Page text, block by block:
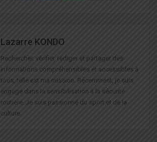
Lazarre KONDO
Rechercher, vérifier, rédiger et partager des
informations compréhensibles et accessibles à
tous, telle est ma mission. Récemment, je suis
engagé dans la sensibilisation à la sécurité
routière. Je suis passionné du sport et de la
culture.